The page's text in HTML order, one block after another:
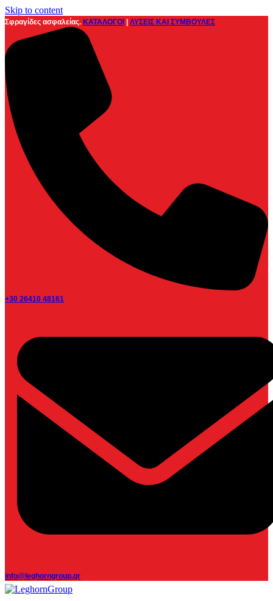
Skip to content
Σφραγίδες ασφαλείας. ΚΑΤΑΛΟΓΟΙ ΛΥΣΕΙΣ ΚΑΙ ΣΥΜΒΟΥΛΕΣ
+30 26410 48161
info@leghorngroup.gr